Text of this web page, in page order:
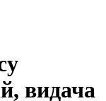
видача